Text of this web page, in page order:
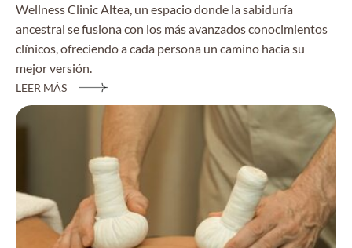
Wellness Clinic Altea, un espacio donde la sabiduría
ancestral se fusiona con los más avanzados conocimientos
clínicos, ofreciendo a cada persona un camino hacia su
mejor versión.
LEER MÁS